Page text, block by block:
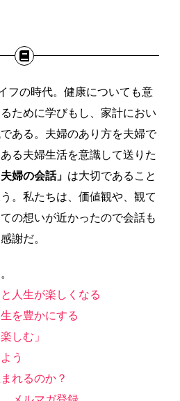
フの時代。健康についても意
ために学びもし、家計におい
ある。夫婦のあり方を夫婦で
る夫婦生活を意識して送りた
夫婦の会話」 は大切であること
。私たちは、価値観や、観て
の想いが近かったので会話も
謝だ。
人生が楽しくなる
を豊かにする
しむ」
う
れるのか？